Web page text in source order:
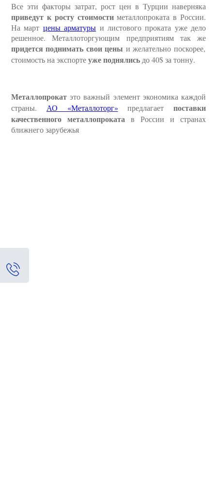
Все эти факторы затрат, рост цен в Турции наверняка
приведут к росту стоимостиметаллопроката в России.
На март цены арматуры и листового проката уже дело
решенное. Металлоторгующим предприятиям так же
придется поднимать свои цены и желательно поскорее,
стоимость на экспортеуже поднялись до 40$ за тонну.
Металлопрокатэто важный элемент экономика каждой
страны. АО «Металлоторг» предлагает поставки
качественного металлопроката в России и странах
ближнего зарубежья